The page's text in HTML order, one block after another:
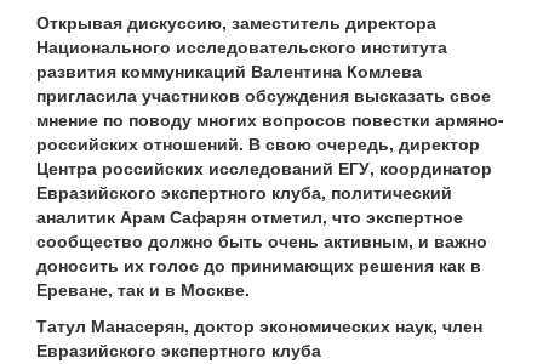
Открывая дискуссию, заместитель директора
Национального исследовательского института
развития коммуникаций Валентина Комлева
пригласила участников обсуждения высказать свое
мнение по поводу многих вопросов повестки армяно-
российских отношений. В свою очередь, директор
Центра российских исследований ЕГУ, координатор
Евразийского экспертного клуба, политический
аналитик Арам Сафарян отметил, что экспертное
сообщество должно быть очень активным, и важно
доносить их голос до принимающих решения как в
Ереване, так и в Москве.
Татул Манасерян, доктор экономических наук, член
Евразийского экспертного клуба